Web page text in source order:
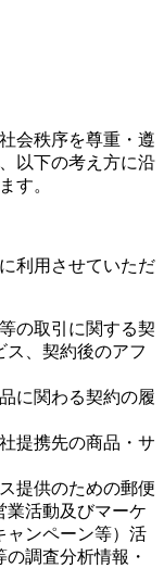
会秩序を尊重・遵
以下の考え方に沿
す。
利用させていただ
の取引に関する契
ス、契約後のアフ
に関わる契約の履
提携先の商品・サ
提供のための郵便
業活動及びマーケ
ャンペーン等）活
調査分析情報・